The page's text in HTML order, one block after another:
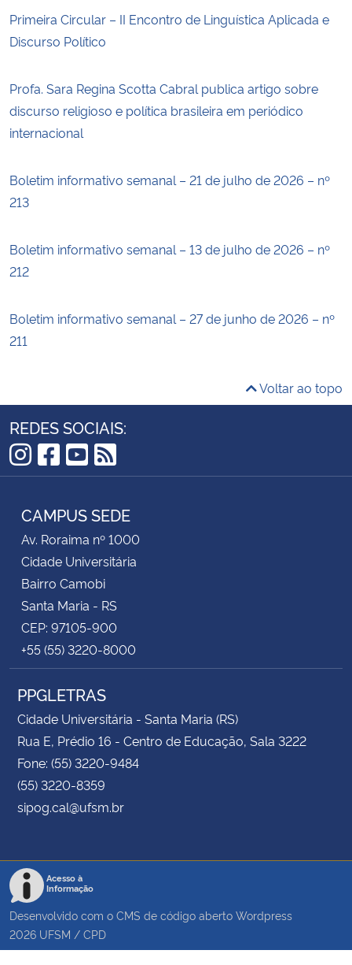
Primeira Circular – II Encontro de Linguística Aplicada e
Discurso Político
Profa. Sara Regina Scotta Cabral publica artigo sobre
discurso religioso e política brasileira em periódico
internacional
Boletim informativo semanal – 21 de julho de 2026 – nº
213
Boletim informativo semanal – 13 de julho de 2026 – nº
212
Boletim informativo semanal – 27 de junho de 2026 – nº
211
Voltar ao topo
REDES SOCIAIS:
Instagram
Facebook
YouTube
RSS
CAMPUS SEDE
Av. Roraima nº 1000
Cidade Universitária
Bairro Camobi
Santa Maria - RS
CEP: 97105-900
+55 (55) 3220-8000
PPGLETRAS
Cidade Universitária - Santa Maria (RS)
Rua E, Prédio 16 - Centro de Educação, Sala 3222
Fone: (55) 3220-9484
(55) 3220-8359
sipog.cal@ufsm.br
Acesso à
Informação
Desenvolvido com o CMS de código aberto Wordpress
2026 UFSM / CPD